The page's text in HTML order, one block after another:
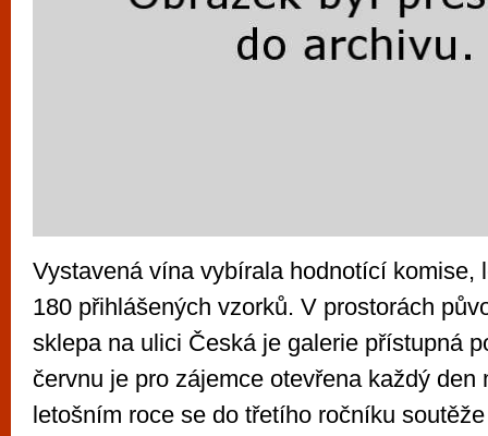
Vystavená vína vybírala hodnotící komise,
180 přihlášených vzorků. V prostorách
sklepa na ulici Česká je galerie přístupná
červnu je pro zájemce otevřena každý den
letošním roce se do třetího ročníku